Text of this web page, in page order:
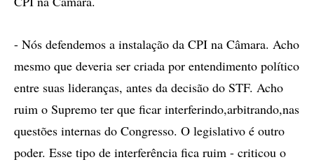
- Nós defendemos a instalação da CPI na Câmara. Acho
mesmo que deveria ser criada por entendimento político
entre suas lideranças, antes da decisão do STF. Acho
ruim o Supremo ter que ficar interferindo,arbitrando,nas
questões internas do Congresso. O legislativo é outro
poder. Esse tipo de interferência fica ruim - criticou o